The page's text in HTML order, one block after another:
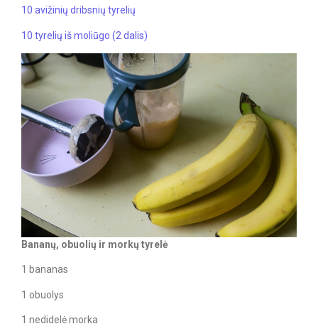
10 avižinių dribsnių tyrelių
10 tyrelių iš moliūgo (2 dalis)
Bananų, obuolių ir morkų tyrelė
1 bananas
1 obuolys
1 nedidelė morka